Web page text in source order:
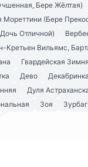
Бере Жёлтая)
Мореттини (Бере
Отличной)
Вильямс,
Гвардейская
Дево Декабринка
Дуля
Зоя